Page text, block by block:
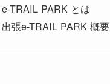
e-TRAIL PARK とは
出張e-TRAIL PARK 概要